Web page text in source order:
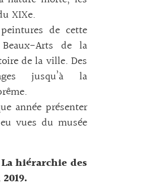
XIXe.
de cette
Arts de la
de la ville. Des
jusqu’à la
année présenter
vues du musée
hiérarchie des